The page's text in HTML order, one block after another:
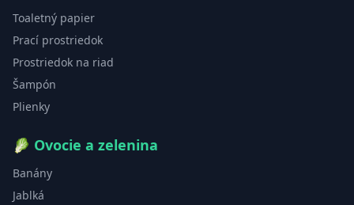
Toaletný papier
Prací prostriedok
Prostriedok na riad
Šampón
Plienky
🥬 Ovocie a zelenina
Banány
Jablká